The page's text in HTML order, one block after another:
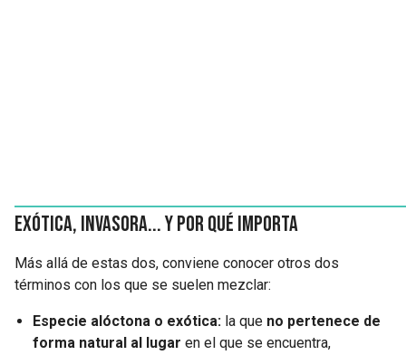
Exótica, invasora... y por qué importa
Más allá de estas dos, conviene conocer otros dos
términos con los que se suelen mezclar:
Especie alóctona o exótica: la que no pertenece de
forma natural al lugar en el que se encuentra,